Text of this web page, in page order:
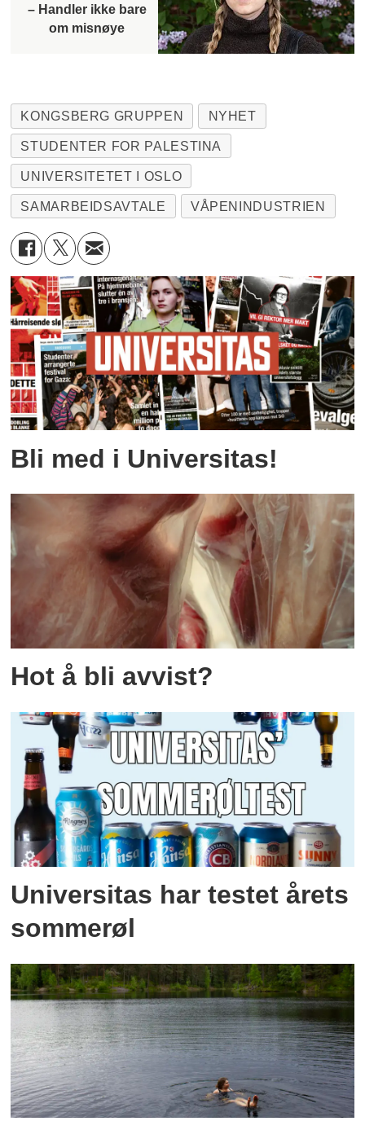
– Handler ikke bare
om misnøye
KONGSBERG GRUPPEN NYHET
STUDENTER FOR PALESTINA
UNIVERSITETET I OSLO
SAMARBEIDSAVTALE VÅPENINDUSTRIEN
Bli med i Universitas!
Hot å bli avvist?
Universitas har testet årets
sommerøl